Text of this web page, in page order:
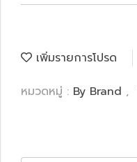
เพิ่มรายการโปรด
หมวดหมู่ : By Brand ,